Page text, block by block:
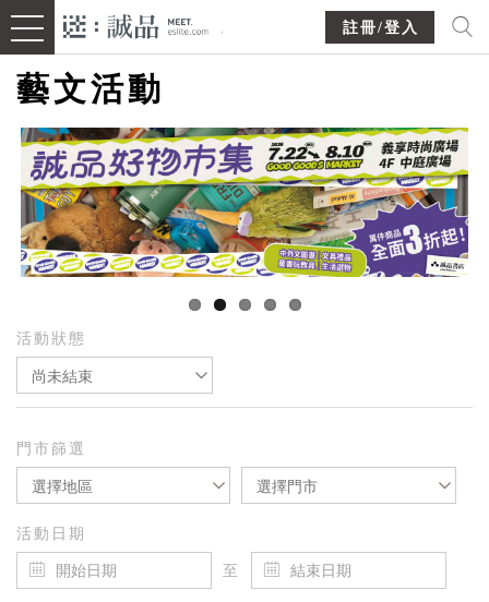
註冊/登入
藝文活動
活動狀態
尚未結束
門市篩選
選擇地區 選擇門市
活動日期
至